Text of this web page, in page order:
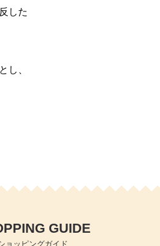
した
し、
GUIDE
ョッピングガイド